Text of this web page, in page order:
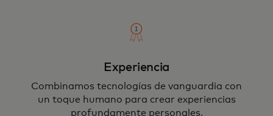
Experiencia
Combinamos tecnologías de vanguardia con
un toque humano para crear experiencias
profundamente personales.